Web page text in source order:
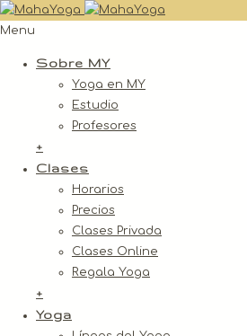
Menu
Sobre MY
Yoga en MY
Estudio
Profesores
+
Clases
Horarios
Precios
Clases Privada
Clases Online
Regala Yoga
+
Yoga